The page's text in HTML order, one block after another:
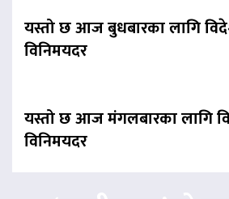
यस्तो छ आज बुधबारका लागि
विनिमयदर
यस्तो छ आज मंगलबारका लागि
विनिमयदर